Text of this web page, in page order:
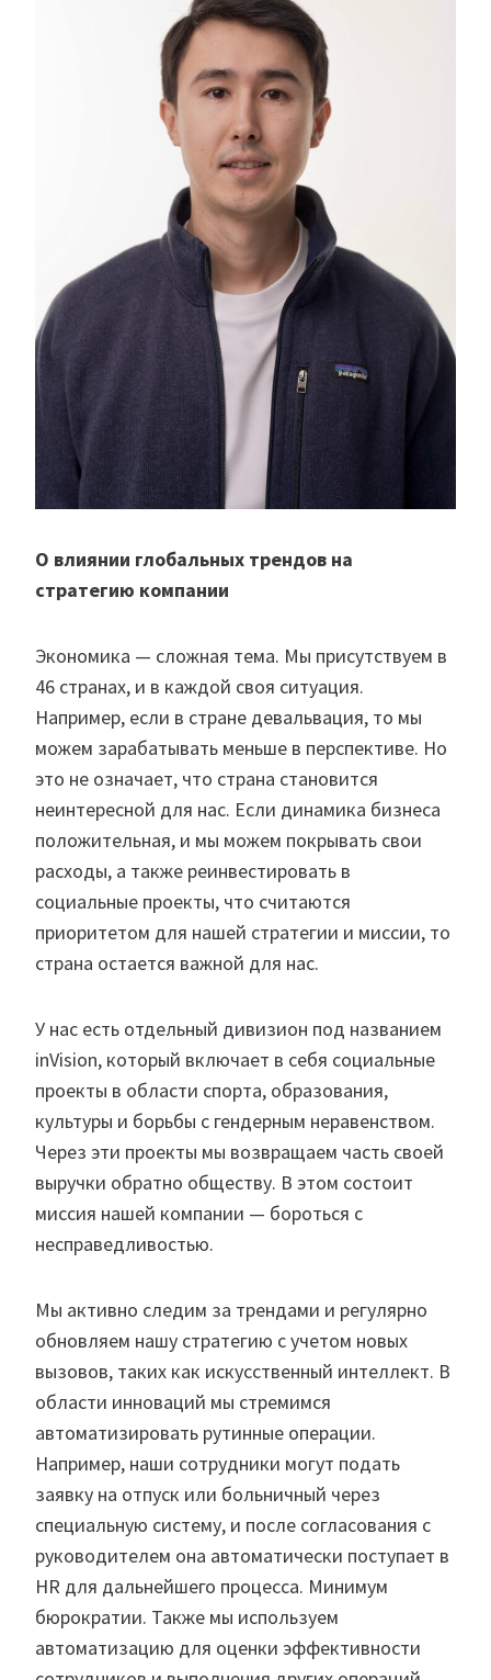
О влиянии глобальных трендов на
стратегию компании
Экономика — сложная тема. Мы присутствуем в
46 странах, и в каждой своя ситуация.
Например, если в стране девальвация, то мы
можем зарабатывать меньше в перспективе. Но
это не означает, что страна становится
неинтересной для нас. Если динамика бизнеса
положительная, и мы можем покрывать свои
расходы, а также реинвестировать в
социальные проекты, что считаются
приоритетом для нашей стратегии и миссии, то
страна остается важной для нас.
У нас есть отдельный дивизион под названием
inVision, который включает в себя социальные
проекты в области спорта, образования,
культуры и борьбы с гендерным неравенством.
Через эти проекты мы возвращаем часть своей
выручки обратно обществу. В этом состоит
миссия нашей компании — бороться с
несправедливостью.
Мы активно следим за трендами и регулярно
обновляем нашу стратегию с учетом новых
вызовов, таких как искусственный интеллект. В
области инноваций мы стремимся
автоматизировать рутинные операции.
Например, наши сотрудники могут подать
заявку на отпуск или больничный через
специальную систему, и после согласования с
руководителем она автоматически поступает в
HR для дальнейшего процесса. Минимум
бюрократии. Также мы используем
автоматизацию для оценки эффективности